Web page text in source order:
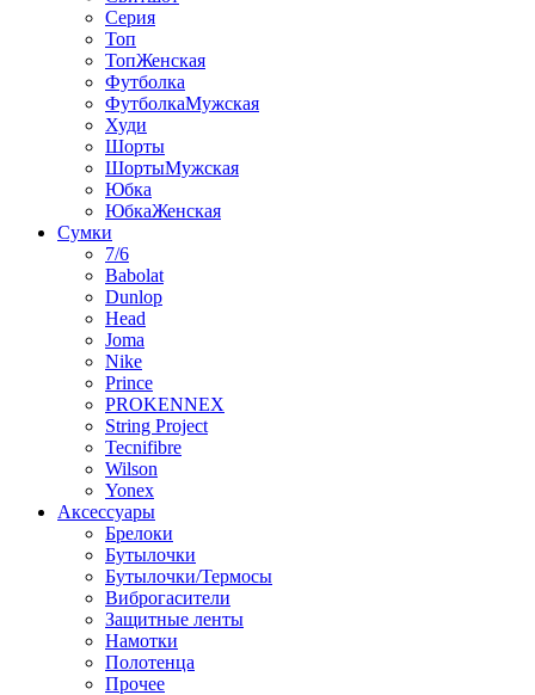
Серия
Топ
ТопЖенская
Футболка
ФутболкаМужская
Худи
Шорты
ШортыМужская
Юбка
ЮбкаЖенская
Сумки
7/6
Babolat
Dunlop
Head
Joma
Nike
Prince
PROKENNEX
String Project
Tecnifibre
Wilson
Yonex
Аксессуары
Брелоки
Бутылочки
Бутылочки/Термосы
Виброгасители
Защитные ленты
Намотки
Полотенца
Прочее